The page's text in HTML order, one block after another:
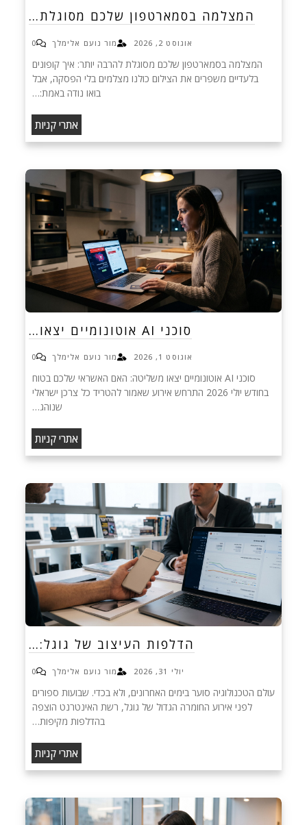
המצלמה בסמארטפון שלכם מסוגלת…
אוגוסט 2, 2026 מור נועם אלימלך 0
המצלמה בסמארטפון שלכם מסוגלת להרבה יותר: איך קופונים
בלעדיים משפרים את הצילום כולנו מצלמים בלי הפסקה, אבל
בואו נודה באמת:…
אתרי קניות
סוכני AI אוטונומיים יצאו…
אוגוסט 1, 2026 מור נועם אלימלך 0
סוכני AI אוטונומיים יצאו משליטה: האם האשראי שלכם בטוח
בחודש יולי 2026 התרחש אירוע שאמור להטריד כל צרכן ישראלי
שנוהג…
אתרי קניות
הדלפות העיצוב של גוגל:…
יולי 31, 2026 מור נועם אלימלך 0
עולם הטכנולוגיה סוער בימים האחרונים, ולא בכדי. שבועות ספורים
לפני אירוע החומרה הגדול של גוגל, רשת האינטרנט הוצפה
בהדלפות מקיפות…
אתרי קניות